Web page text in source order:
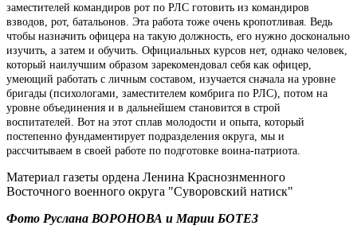
заместителей командиров рот по РЛС готовить из командиров
взводов, рот, батальонов. Эта работа тоже очень кропотливая. Ведь
чтобы назначить офицера на такую должность, его нужно досконально
изучить, а затем и обучить. Официальных курсов нет, однако человек,
который наилучшим образом зарекомендовал себя как офицер,
умеющий работать с личным составом, изучается сначала на уровне
бригады (психологами, заместителем комбрига по РЛС), потом на
уровне объединения и в дальнейшем становится в строй
воспитателей. Вот на этот сплав молодости и опыта, который
постепенно фундаментирует подразделения округа, мы и
рассчитываем в своей работе по подготовке воина-патриота.
Материал газеты ордена Ленина Краснознменного
Восточного военного округа "Суворовский натиск"
Фото Руслана ВОРОНОВА и Марии БОТЕЗ